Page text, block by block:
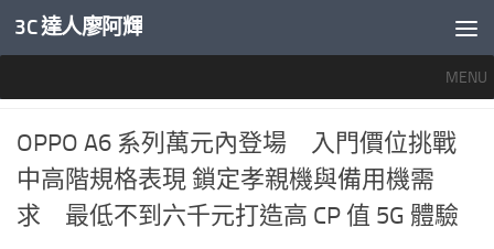
內文下方
3C 達人廖阿輝
MENU
0
OPPO A6 系列萬元內登場 入門價位挑戰
中高階規格表現 鎖定孝親機與備用機需
求 最低不到六千元打造高 CP 值 5G 體驗